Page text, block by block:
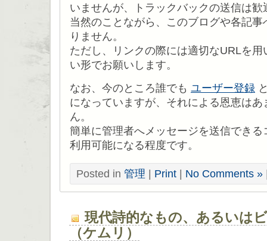
いませんが、トラックバックの送信は歓
当然のことながら、このブログや各記
りません。
ただし、リンクの際には適切なURLを
い形でお願いします。
なお、今のところ誰でも ユーザー登録
になっていますが、それによる恩恵は
ん。
簡単に管理者へメッセージを送信でき
利用可能になる程度です。
Posted in 管理 | Print | No Comments »
現代詩的なもの、あるいは
（ケムリ）